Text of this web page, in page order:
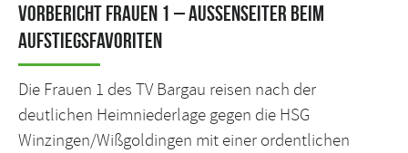
Vorbericht Frauen 1 – Aussenseiter beim
Aufstiegsfavoriten
Die Frauen 1 des TV Bargau reisen nach der
deutlichen Heimniederlage gegen die HSG
Winzingen/Wißgoldingen mit einer ordentlichen